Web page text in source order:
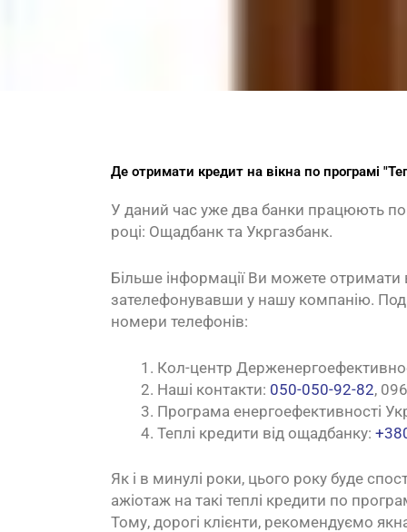
Де отримати кредит на вікна по програмі
У даний час уже два банки працюють по
році: Ощадбанк та Укргазбанк.
Більше інформації Ви можете
зателефонувавши у нашу компанію.
номери телефонів:
Кол-центр
Наші контакти: 050-050-92-82,
Програма енергоефективності
Теплі кредити від ощадбанку:
Як і в минулі роки, цього року буде
ажіотаж на такі теплі кредити по
Тому, дорогі клієнти, рекомендуємо